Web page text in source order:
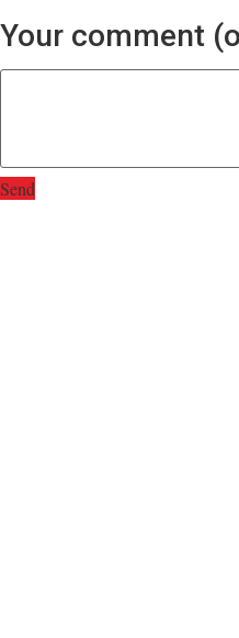
Your comment
Send